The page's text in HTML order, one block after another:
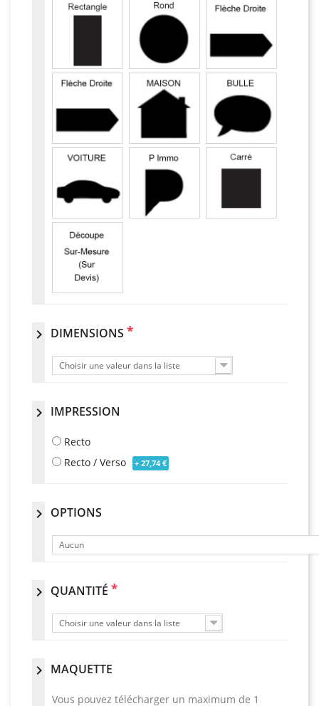
chevron_right DIMENSIONS *
Choisir une valeur dans la liste
chevron_right IMPRESSION
Recto
Recto / Verso
+ 27,74 €
chevron_right OPTIONS
Aucun
chevron_right QUANTITÉ *
Choisir une valeur dans la liste
chevron_right MAQUETTE
Vous pouvez télécharger un maximum de 1